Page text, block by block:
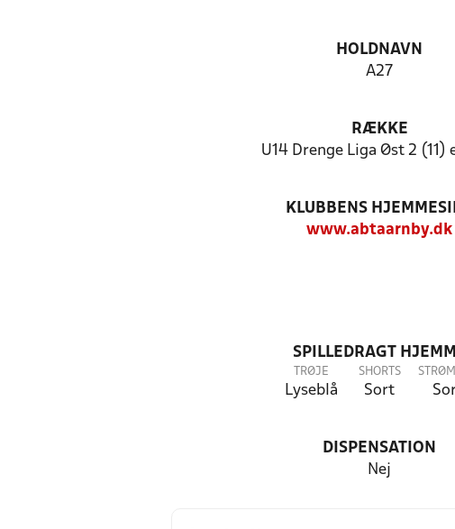
HOLDNAVN
A27
RÆKKE
U14 Drenge Liga Øst 2 (11)
KLUBBENS
www.abtaarnby.dk
SPILLEDRAGT
TRØJE
Lyseblå
SHORTS
Sort
DISPENSATION
Nej